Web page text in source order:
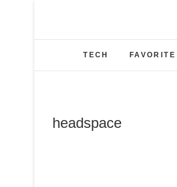
TECH FAVORITE
headspace